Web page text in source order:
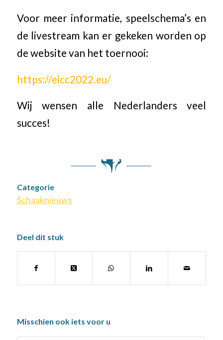
Voor meer informatie, speelschema’s en
de livestream kan er gekeken worden op
de website van het toernooi:
https://eicc2022.eu/
Wij wensen alle Nederlanders veel
succes!
Categorie
Schaaknieuws
Deel dit stuk
Misschien ook iets voor u